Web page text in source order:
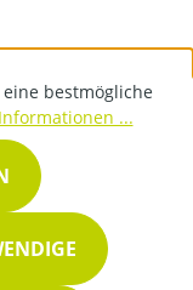
bestmögliche
...